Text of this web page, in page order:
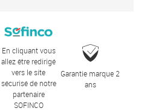
En cliquant vous
allez être redirigé
vers le site
sécurisé de notre
partenaire
SOFINCO
Garantie marque 2
ans